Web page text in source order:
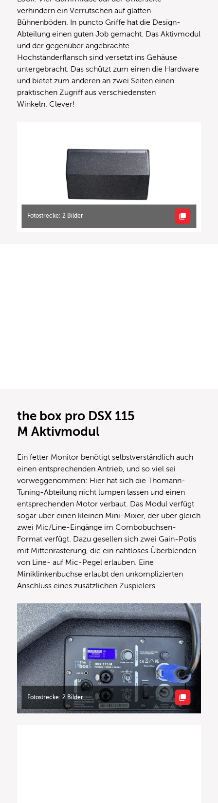
verhindern ein Verrutschen auf glatten
Bühnenböden. In puncto Griffe hat die Design-
Abteilung einen guten Job gemacht. Das Aktivmodul
und der gegenüber angebrachte
Hochständerflansch sind versetzt ins Gehäuse
untergebracht. Das schützt zum einen die Hardware
und bietet zum anderen an zwei Seiten einen
praktischen Zugriff aus verschiedensten
Winkeln. Clever!
Fotostrecke: 2 Bilder
the box pro DSX 115
M Aktivmodul
Ein fetter Monitor benötigt selbstverständlich auch
einen entsprechenden Antrieb, und so viel sei
vorweggenommen: Hier hat sich die Thomann-
Tuning-Abteilung nicht lumpen lassen und einen
entsprechenden Motor verbaut. Das Modul verfügt
sogar über einen kleinen Mini-Mixer, der über gleich
zwei Mic/Line-Eingänge im Combobuchsen-
Format verfügt. Dazu gesellen sich zwei Gain-Potis
mit Mittenrasterung, die ein nahtloses Überblenden
von Line- auf Mic-Pegel erlauben. Eine
Miniklinkenbuchse erlaubt den unkomplizierten
Anschluss eines zusätzlichen Zuspielers.
Fotostrecke: 2 Bilder